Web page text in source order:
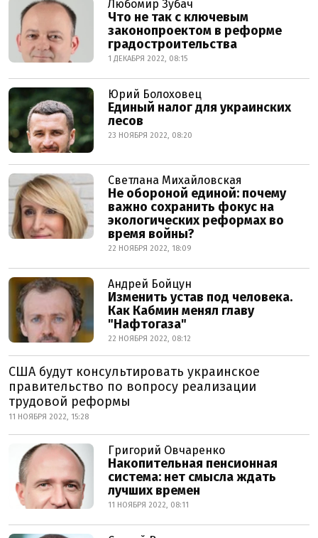
Любомир Зубач
Что не так с ключевым
законопроектом в реформе
градостроительства
1 ДЕКАБРЯ 2022, 08:15
Юрий Болоховец
Единый налог для украинских
лесов
23 НОЯБРЯ 2022, 08:20
Светлана Михайловская
Не обороной единой: почему
важно сохранить фокус на
экологических реформах во
время войны?
22 НОЯБРЯ 2022, 18:09
Андрей Бойцун
Изменить устав под человека.
Как Кабмин менял главу
"Нафтогаза"
22 НОЯБРЯ 2022, 08:12
США будут консультировать украинское
правительство по вопросу реализации
трудовой реформы
11 НОЯБРЯ 2022, 15:28
Григорий Овчаренко
Накопительная пенсионная
система: нет смысла ждать
лучших времен
11 НОЯБРЯ 2022, 08:11